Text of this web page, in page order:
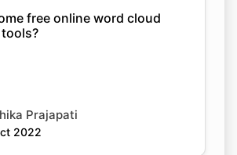
free online word cloud
Prajapati
2022